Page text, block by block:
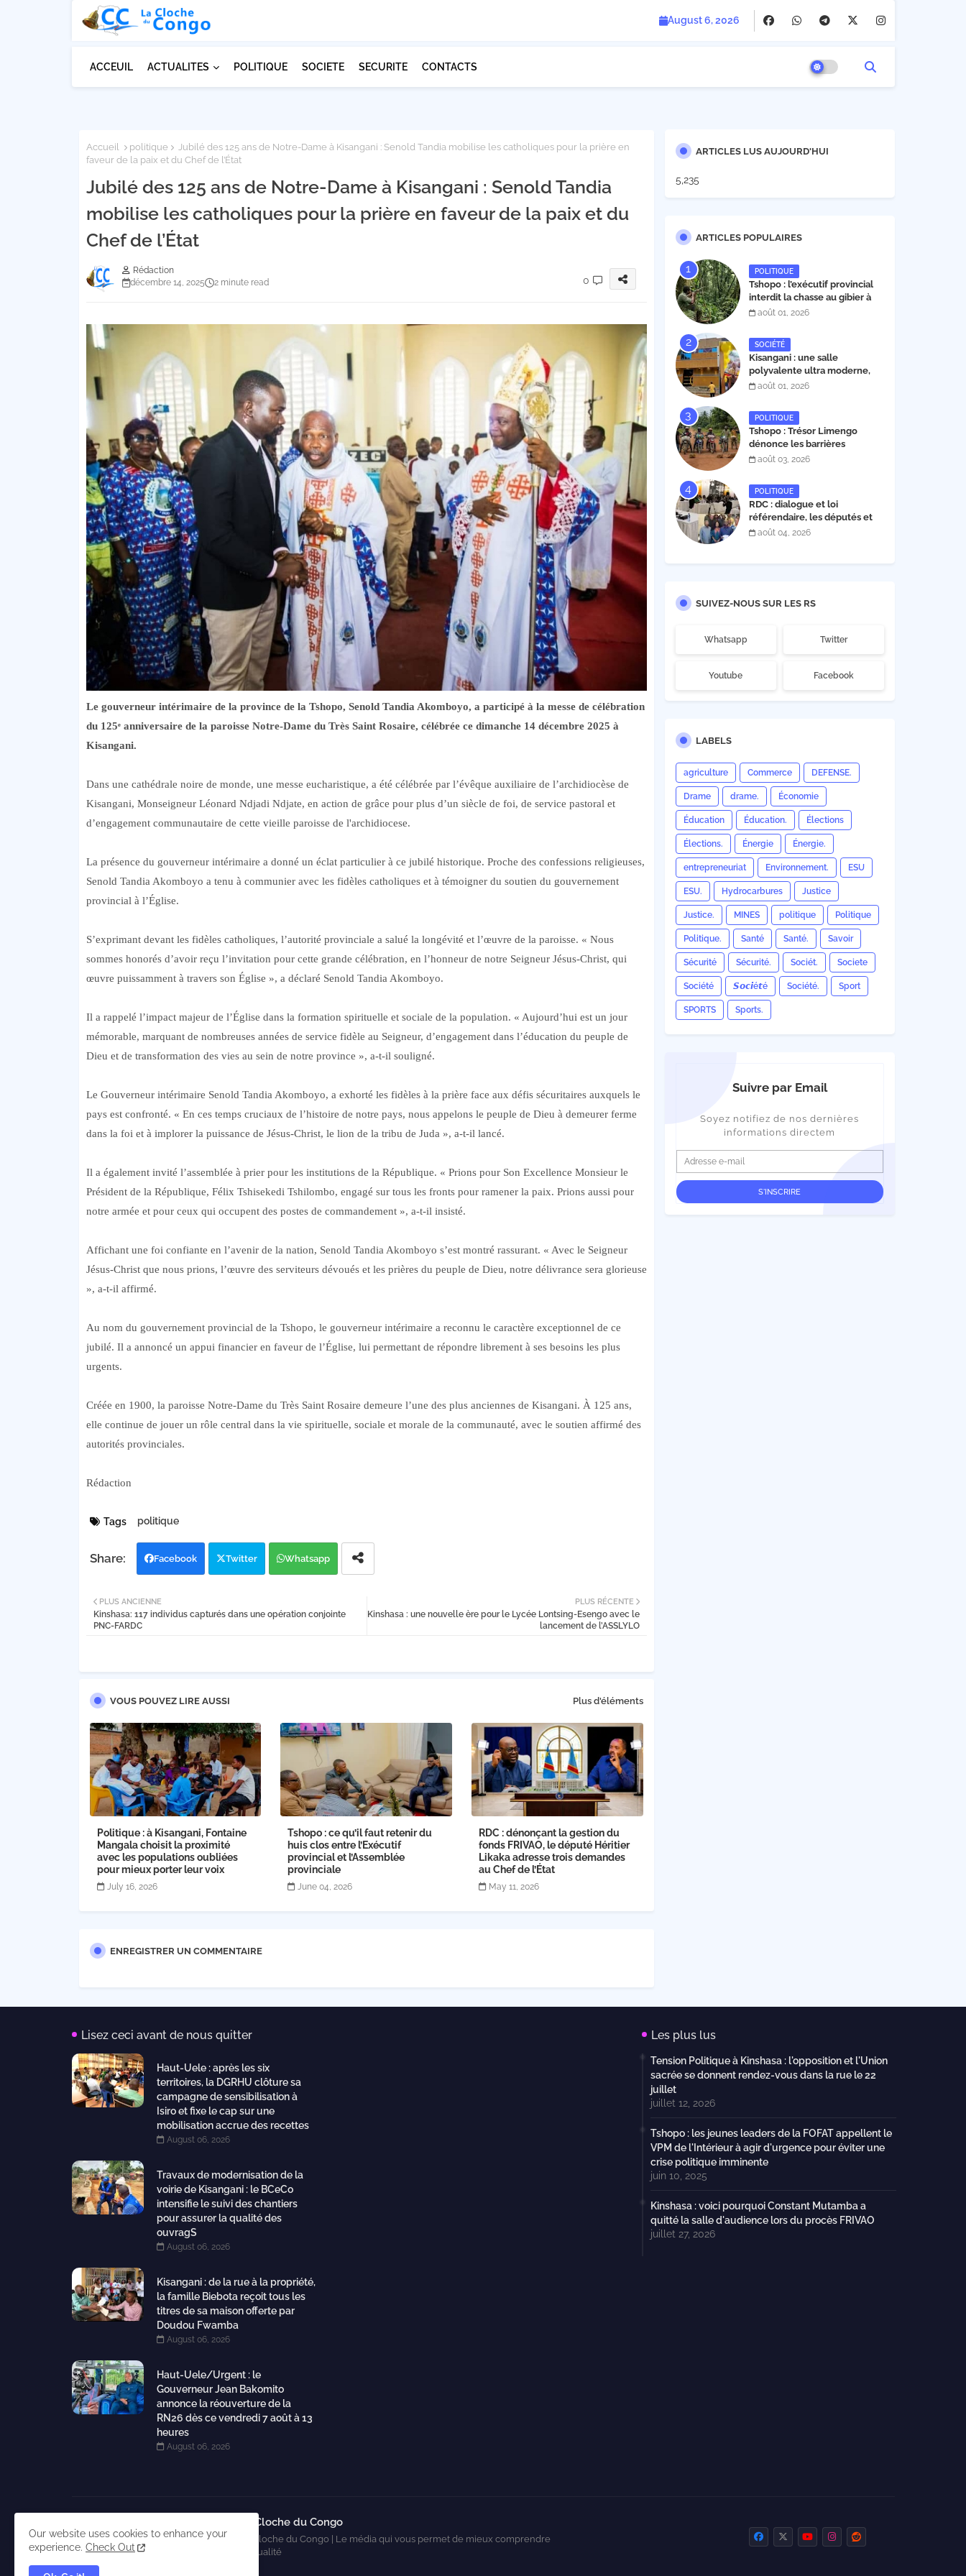
August 6, 2026
ACCEUIL ACTUALITES POLITIQUE SOCIETE SECURITE CONTACTS
Accueil politique
Jubilé des 125 ans de Notre-Dame à Kisangani : Senold Tandia mobilise les catholiques pour la prière en
faveur de la paix et du Chef de l’État
Jubilé des 125 ans de Notre-Dame à Kisangani : Senold Tandia
mobilise les catholiques pour la prière en faveur de la paix et du
Chef de l’État
Rédaction
décembre 14, 2025
2 minute read 0
Le gouverneur intérimaire de la province de la Tshopo, Senold Tandia Akomboyo, a participé à la messe de célébration
du 125ᵉ anniversaire de la paroisse Notre-Dame du Très Saint Rosaire, célébrée ce dimanche 14 décembre 2025 à
Kisangani.
Dans une cathédrale noire de monde, une messe eucharistique, a été célébrée par l’évêque auxiliaire de l’archidiocèse de
Kisangani, Monseigneur Léonard Ndjadi Ndjate, en action de grâce pour plus d’un siècle de foi, de service pastoral et
d’engagement communautaire de cette vieille paroisse de l'archidiocese.
La présence du gouverneur intérimaire a donné un éclat particulier à ce jubilé historique. Proche des confessions religieuses,
Senold Tandia Akomboyo a tenu à communier avec les fidèles catholiques et à témoigner du soutien du gouvernement
provincial à l’Église.
S’exprimant devant les fidèles catholiques, l’autorité provinciale a salué la longévité et l’œuvre de la paroisse. « Nous
sommes honorés d’avoir reçu l’invitation pour cette grande célébration, en l’honneur de notre Seigneur Jésus-Christ, qui
œuvre puissamment à travers son Église », a déclaré Senold Tandia Akomboyo.
Il a rappelé l’impact majeur de l’Église dans la formation spirituelle et sociale de la population. « Aujourd’hui est un jour
mémorable, marquant de nombreuses années de service fidèle au Seigneur, d’engagement dans l’éducation du peuple de
Dieu et de transformation des vies au sein de notre province », a-t-il souligné.
Le Gouverneur intérimaire Senold Tandia Akomboyo, a exhorté les fidèles à la prière face aux défis sécuritaires auxquels le
pays est confronté. « En ces temps cruciaux de l’histoire de notre pays, nous appelons le peuple de Dieu à demeurer ferme
dans la foi et à implorer la puissance de Jésus-Christ, le lion de la tribu de Juda », a-t-il lancé.
Il a également invité l’assemblée à prier pour les institutions de la République. « Prions pour Son Excellence Monsieur le
Président de la République, Félix Tshisekedi Tshilombo, engagé sur tous les fronts pour ramener la paix. Prions aussi pour
notre armée et pour ceux qui occupent des postes de commandement », a-t-il insisté.
Affichant une foi confiante en l’avenir de la nation, Senold Tandia Akomboyo s’est montré rassurant. « Avec le Seigneur
Jésus-Christ que nous prions, l’œuvre des serviteurs dévoués et les prières du peuple de Dieu, notre délivrance sera glorieuse
», a-t-il affirmé.
Au nom du gouvernement provincial de la Tshopo, le gouverneur intérimaire a reconnu le caractère exceptionnel de ce
jubilé. Il a annoncé un appui financier en faveur de l’Église, lui permettant de répondre librement à ses besoins les plus
urgents.
Créée en 1900, la paroisse Notre-Dame du Très Saint Rosaire demeure l’une des plus anciennes de Kisangani. À 125 ans,
elle continue de jouer un rôle central dans la vie spirituelle, sociale et morale de la communauté, avec le soutien affirmé des
autorités provinciales.
Rédaction
Tags politique
Facebook Twitter Whatsapp
PLUS RÉCENTE
Kinshasa : une nouvelle ère pour le Lycée Lontsing-Esengo avec le
lancement de l’ASSLYLO
PLUS ANCIENNE
Kinshasa: 117 individus capturés dans une opération conjointe
PNC-FARDC
VOUS POUVEZ LIRE AUSSI Plus d'éléments
Politique : à Kisangani, Fontaine
Mangala choisit la proximité
avec les populations oubliées
pour mieux porter leur voix
July 16, 2026
Tshopo : ce qu’il faut retenir du
huis clos entre l’Exécutif
provincial et l’Assemblée
provinciale
June 04, 2026
RDC : dénonçant la gestion du
fonds FRIVAO, le député Héritier
Likaka adresse trois demandes
au Chef de l’État
May 11, 2026
ENREGISTRER UN COMMENTAIRE
ARTICLES LUS AUJOURD'HUI
5,235
ARTICLES POPULAIRES
POLITIQUE
Tshopo : l’exécutif provincial
interdit la chasse au gibier à
poil et à plume du 1er août au
août 01, 2026
SOCIÉTÉ
Kisangani : une salle
polyvalente ultra moderne,
construite par l'entrepreneur
dans la commune de Kabondo
août 01, 2026
POLITIQUE
Tshopo : Trésor Limengo
dénonce les barrières
illégales à Isangi, appelle la
taxes illégales et interpelle
les autorités
août 03, 2026
POLITIQUE
RDC : dialogue et loi
référendaire, les députés et
sénateurs de l’UDPS et sa
août 04, 2026
SUIVEZ-NOUS SUR LES RS
Whatsapp Twitter
Youtube Facebook
LABELS
agriculture Commerce DEFENSE.
Drame drame. Économie
Éducation Éducation. Élections
Élections. Énergie Énergie.
entrepreneuriat Environnement. ESU
ESU. Hydrocarbures Justice
Justice. MINES politique Politique
Politique. Santé Santé. Savoir
Sécurité Sécurité. Sociét. Societe
Société 𝙎𝙤𝙘𝙞é𝙩é Société. Sport
SPORTS Sports.
Suivre par Email
Soyez notifiez de nos dernières
informations directem
Lisez ceci avant de nous quitter
Haut-Uele : après les six
territoires, la DGRHU clôture sa
campagne de sensibilisation à
Isiro et fixe le cap sur une
mobilisation accrue des recettes
August 06, 2026
Travaux de modernisation de la
voirie de Kisangani : le BCeCo
intensifie le suivi des chantiers
pour assurer la qualité des
ouvragS
August 06, 2026
Kisangani : de la rue à la propriété,
la famille Biebota reçoit tous les
titres de sa maison offerte par
Doudou Fwamba
August 06, 2026
Haut-Uele/Urgent : le
Gouverneur Jean Bakomito
annonce la réouverture de la
RN26 dès ce vendredi 7 août à 13
heures
August 06, 2026
Les plus lus
Tension Politique à Kinshasa : l'opposition et l'Union
sacrée se donnent rendez-vous dans la rue le 22
juillet
juillet 12, 2026
Tshopo : les jeunes leaders de la FOFAT appellent le
VPM de l'Intérieur à agir d'urgence pour éviter une
crise politique imminente
juin 10, 2025
Kinshasa : voici pourquoi Constant Mutamba a
quitté la salle d'audience lors du procès FRIVAO
juillet 27, 2026
La Cloche du Congo
La Cloche du Congo | Le média qui vous permet de mieux comprendre
l'actualité
Our website uses cookies to enhance your
experience. Check Out